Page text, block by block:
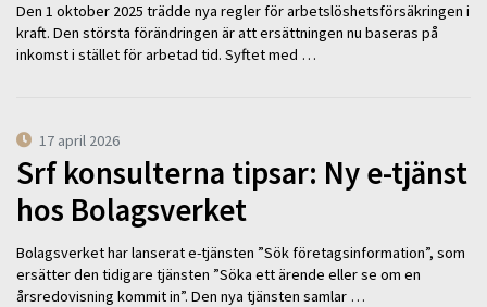
Den 1 oktober 2025 trädde nya regler för arbetslöshetsförsäkringen i
kraft. Den största förändringen är att ersättningen nu baseras på
inkomst i stället för arbetad tid. Syftet med …
17 april 2026
Srf konsulterna tipsar: Ny e-tjänst
hos Bolagsverket
Bolagsverket har lanserat e-tjänsten ”Sök företagsinformation”, som
ersätter den tidigare tjänsten ”Söka ett ärende eller se om en
årsredovisning kommit in”. Den nya tjänsten samlar …